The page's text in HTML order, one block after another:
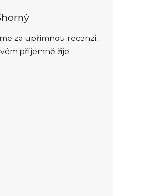
za upřímnou recenzi.
příjemně žije.